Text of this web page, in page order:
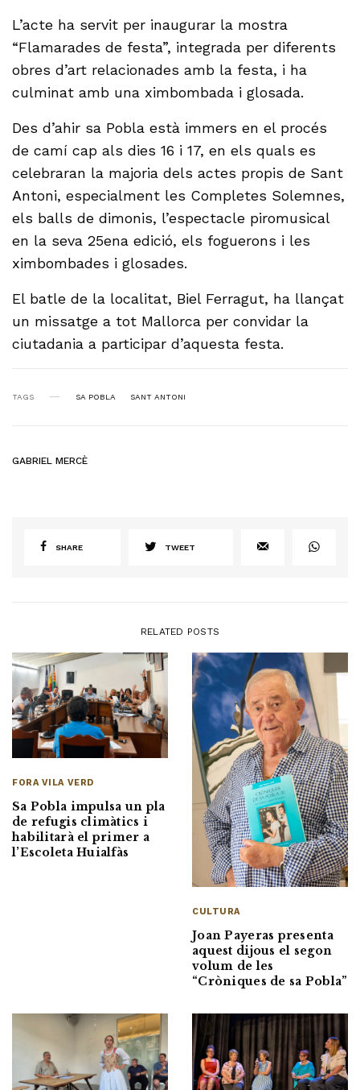
L’acte ha servit per inaugurar la mostra
“Flamarades de festa”, integrada per diferents
obres d’art relacionades amb la festa, i ha
culminat amb una ximbombada i glosada.
Des d’ahir sa Pobla està immers en el procés
de camí cap als dies 16 i 17, en els quals es
celebraran la majoria dels actes propis de Sant
Antoni, especialment les Completes Solemnes,
els balls de dimonis, l’espectacle piromusical
en la seva 25ena edició, els foguerons i les
ximbombades i glosades.
El batle de la localitat, Biel Ferragut, ha llançat
un missatge a tot Mallorca per convidar la
ciutadania a participar d’aquesta festa.
TAGS SA POBLA SANT ANTONI
GABRIEL MERCÈ
SHARE TWEET
RELATED POSTS
FORA VILA VERD
Sa Pobla impulsa un pla
de refugis climàtics i
habilitarà el primer a
l’Escoleta Huialfàs
CULTURA
Joan Payeras presenta
aquest dijous el segon
volum de les
“Cròniques de sa Pobla”